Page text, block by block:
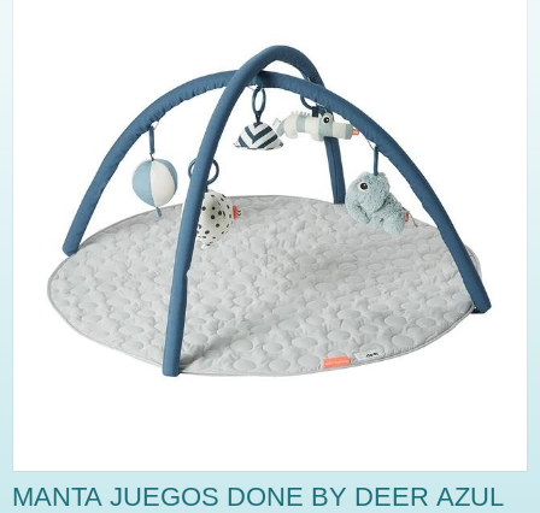
MANTA JUEGOS DONE BY DEER AZUL